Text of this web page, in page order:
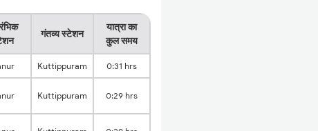
गंतव्य स्टेशन
यात्रा का
कुल समय
Kuttippuram 0:31 hrs
Kuttippuram 0:29 hrs